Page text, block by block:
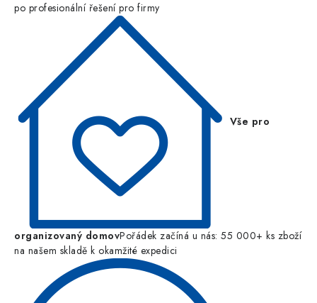
po profesionální řešení pro firmy
Vše pro
organizovaný domovPořádek začíná u nás: 55 000+ ks zboží
na našem skladě k okamžité expedici